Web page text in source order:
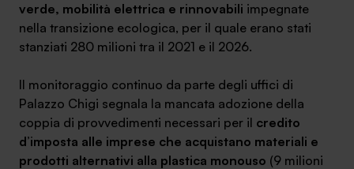
verde, mobilità elettrica e rinnovabili impegnate
nella transizione ecologica, per il quale erano stati
stanziati 280 milioni tra il 2021 e il 2026.
Il monitoraggio continuo da parte degli uffici di
Palazzo Chigi segnala la mancata adozione della
coppia di provvedimenti necessari per il credito
d’imposta alle imprese che acquistano materiali e
prodotti alternativi alla plastica monouso (9 milioni